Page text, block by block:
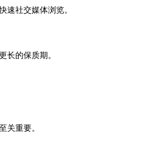
速社交媒体浏览。
长的保质期。
关重要。